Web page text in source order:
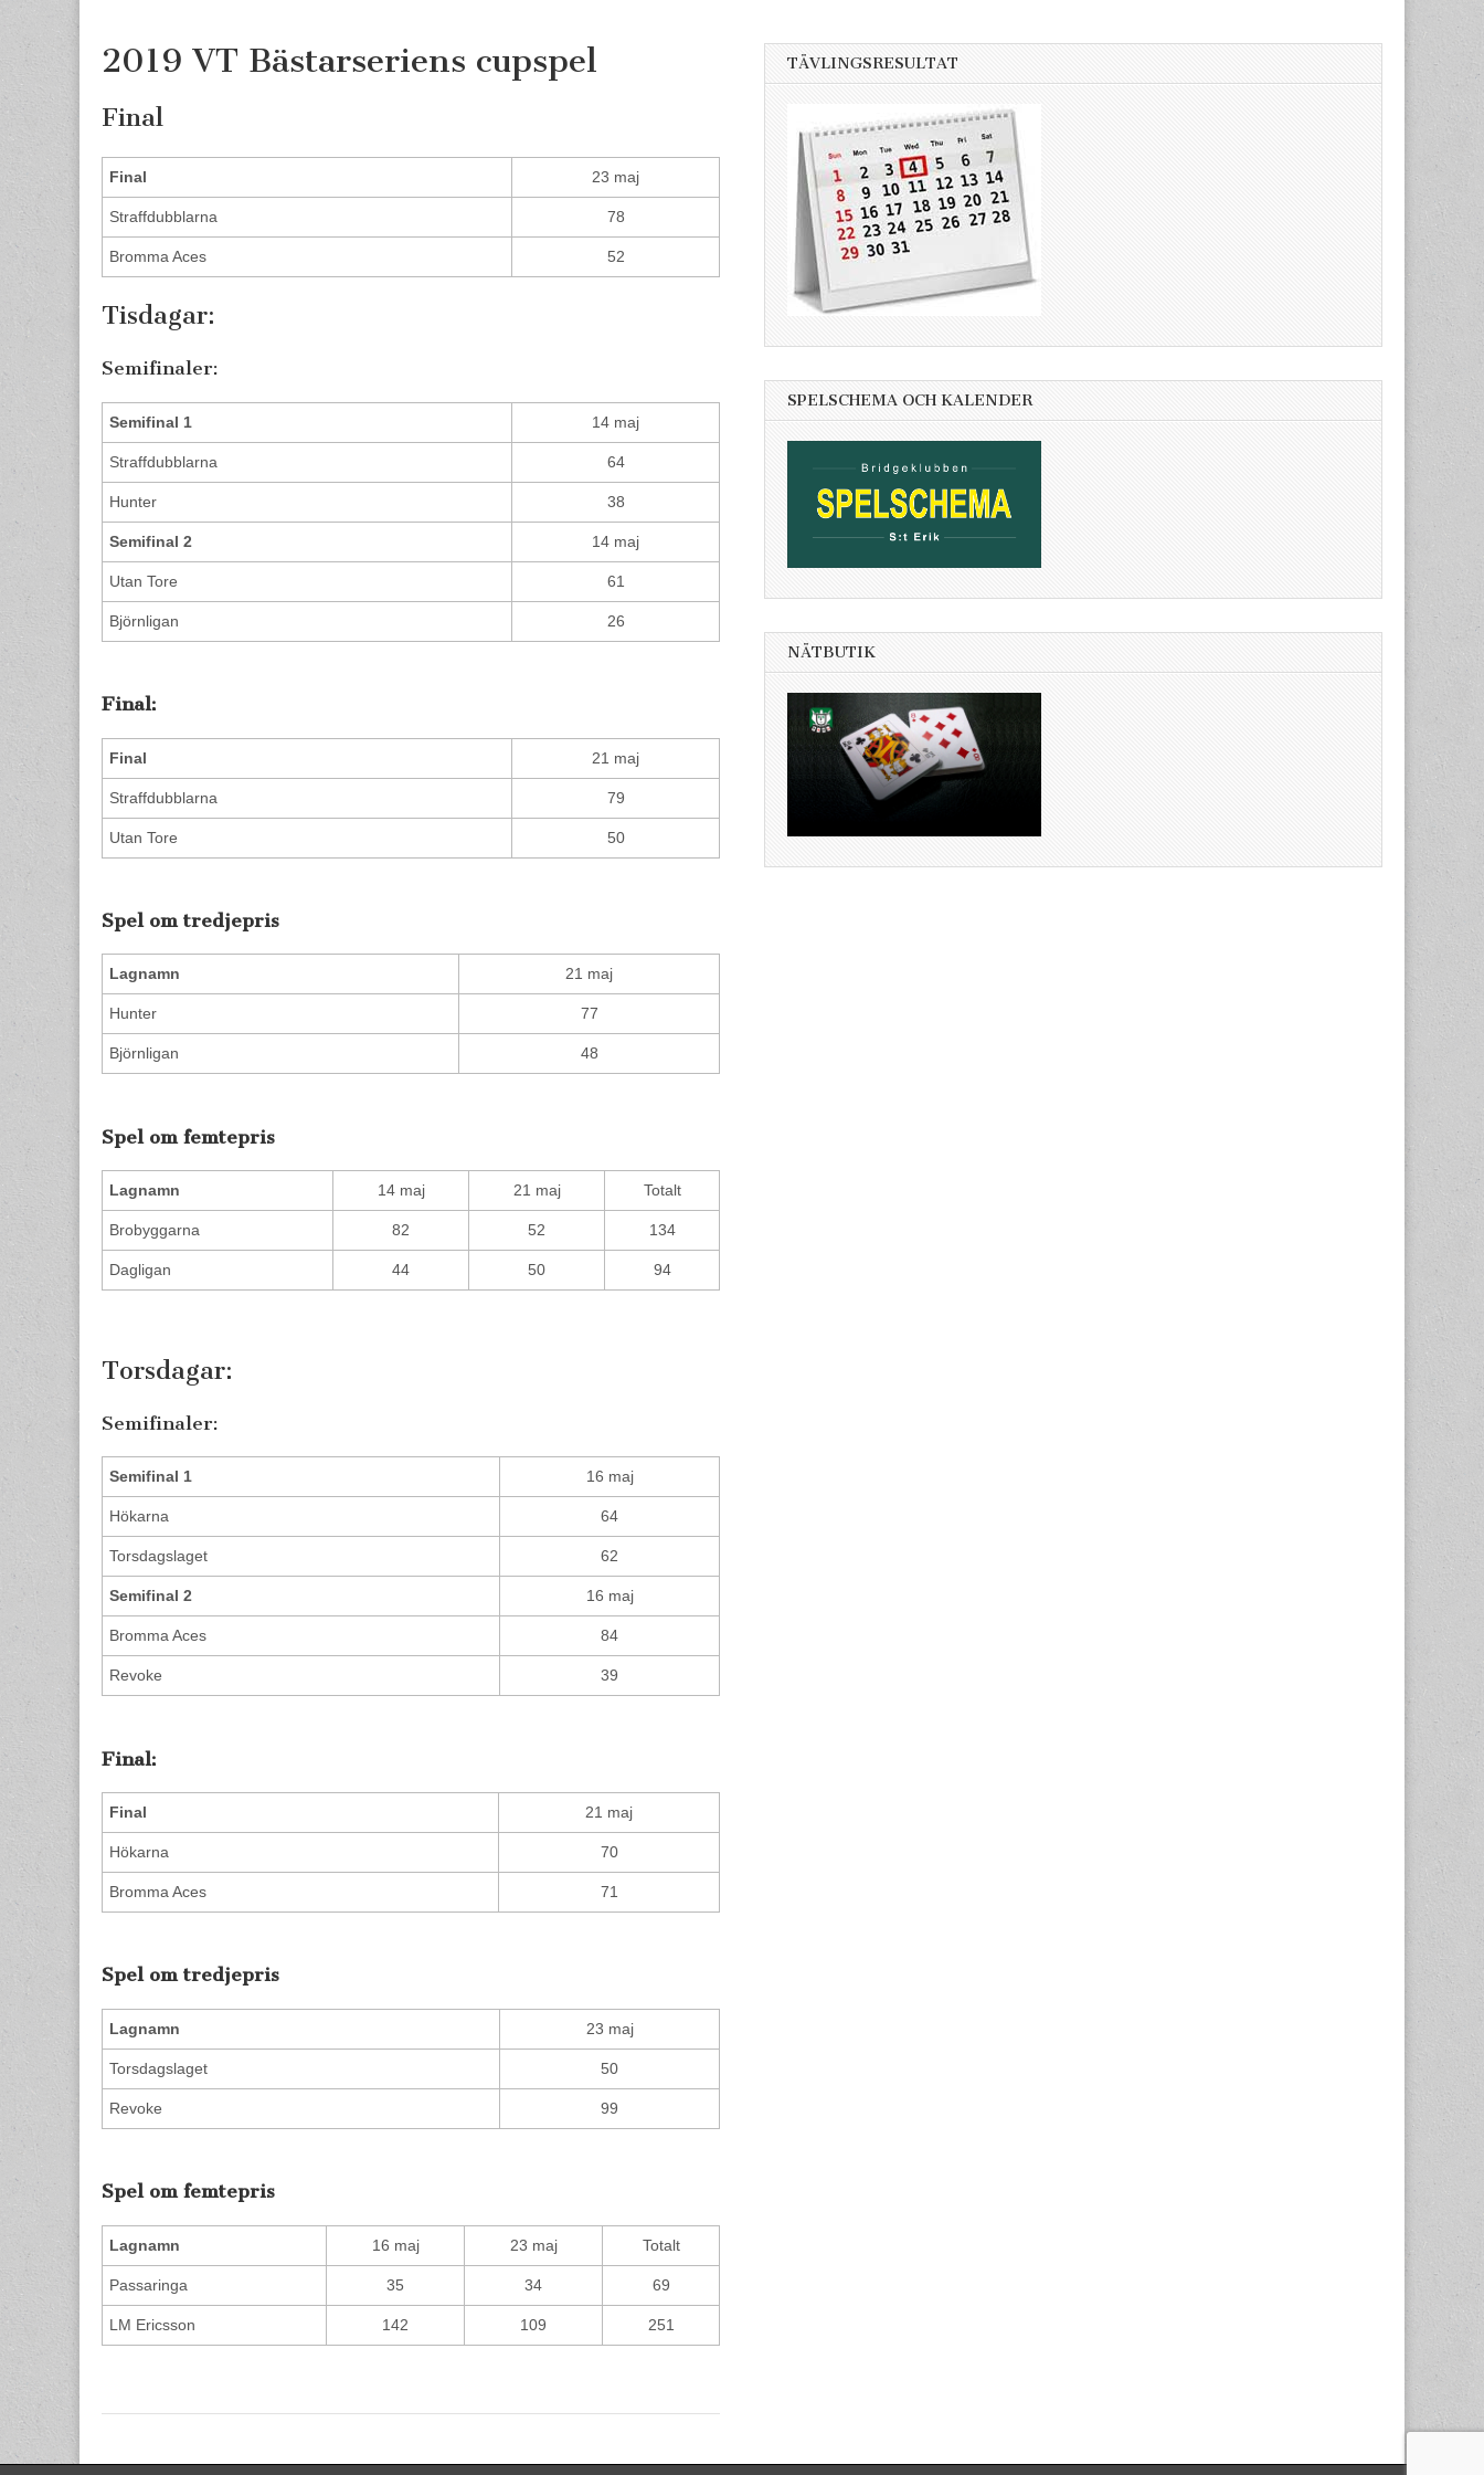
2019 VT Bästarseriens cupspel
Final
Final 23 maj
Straffdubblarna 78
Bromma Aces 52
Tisdagar:
Semifinaler:
Semifinal 1 14 maj
Straffdubblarna 64
Hunter 38
Semifinal 2 14 maj
Utan Tore 61
Björnligan 26
Final:
Final 21 maj
Straffdubblarna 79
Utan Tore 50
Spel om tredjepris
Lagnamn 21 maj
Hunter 77
Björnligan 48
Spel om femtepris
Lagnamn 14 maj 21 maj Totalt
Brobyggarna 82 52 134
Dagligan 44 50 94
Torsdagar:
Semifinaler:
Semifinal 1 16 maj
Hökarna 64
Torsdagslaget 62
Semifinal 2 16 maj
Bromma Aces 84
Revoke 39
Final:
Final 21 maj
Hökarna 70
Bromma Aces 71
Spel om tredjepris
Lagnamn 23 maj
Torsdagslaget 50
Revoke 99
Spel om femtepris
Lagnamn 16 maj 23 maj Totalt
Passaringa 35 34 69
LM Ericsson 142 109 251
TÄVLINGSRESULTAT
SPELSCHEMA OCH KALENDER
NÄTBUTIK